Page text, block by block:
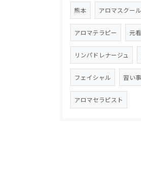
熊本 アロマスクール
アロマテラピー 元
リンパドレナージュ
フェイシャル 習い事
アロマセラピスト